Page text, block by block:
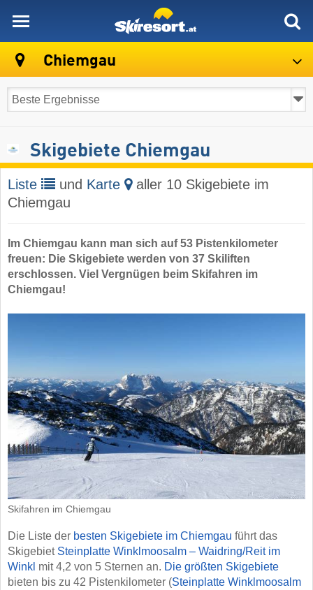
Chiemgau
Skigebiete Chiemgau
Liste und Karte
aller 10 Skigebiete im
Chiemgau
Im Chiemgau kann man sich auf 53 Pistenkilometer
freuen: Die Skigebiete werden von 37 Skiliften
erschlossen. Viel Vergnügen beim Skifahren im
Chiemgau!
Skifahren im Chiemgau
Die Liste der besten Skigebiete im Chiemgau führt das
Skigebiet Steinplatte Winklmoosalm – Waidring/​Reit im
Winkl mit 4,2 von 5 Sternen an. Die größten Skigebiete
bieten bis zu 42 Pistenkilometer (Steinplatte Winklmoosalm